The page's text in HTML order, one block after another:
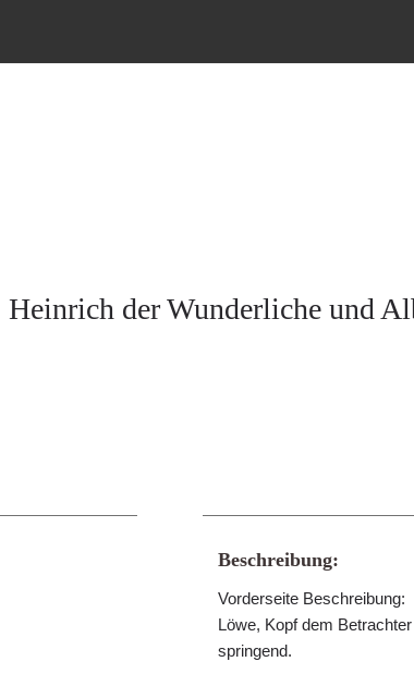
der Wunderliche und
Beschreibung:
Vorderseite Beschreibung:
Löwe, Kopf dem
springend.